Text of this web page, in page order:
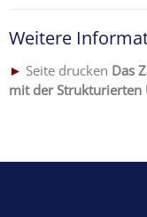
Weitere
► Seite drucken Das
mit der Strukturierten